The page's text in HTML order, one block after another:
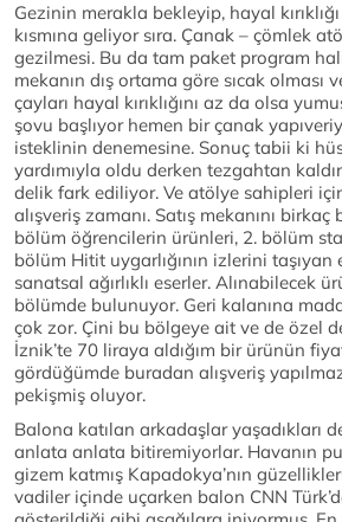
Gezinin merakla bekleyip, hayal
kısmına geliyor sıra. Çanak – çömlek
gezilmesi. Bu da tam paket program
mekanın dış ortama göre sıcak olması
çayları hayal kırıklığını az da olsa
şovu başlıyor hemen bir çanak
isteklinin denemesine. Sonuç tabii ki
yardımıyla oldu derken tezgahtan
delik fark ediliyor. Ve atölye sahipleri
alışveriş zamanı. Satış mekanını birkaç
bölüm öğrencilerin ürünleri, 2. bölüm
bölüm Hitit uygarlığının izlerini taşıyan
sanatsal ağırlıklı eserler. Alınabilecek
bölümde bulunuyor. Geri kalanına
çok zor. Çini bu bölgeye ait ve de özel
İznik’te 70 liraya aldığım bir ürünün
gördüğümde buradan alışveriş
pekişmiş oluyor.
Balona katılan arkadaşlar yaşadıkları
anlata anlata bitiremiyorlar. Havanın
gizem katmış Kapadokya’nın
vadiler içinde uçarken balon CNN